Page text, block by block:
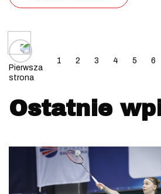
Posts
Pierwsza
strona
1 2 3 4 5 6
Ostatnie